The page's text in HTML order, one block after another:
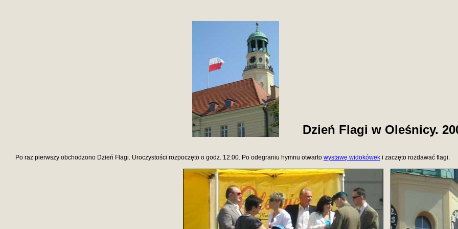
Dzień Flagi w Oleśnicy.
Po raz pierwszy obchodzono Dzień Flagi. Uroczystości rozpoczęto o godz. 12.00. Po odegraniu hymnu otwarto wystawę widokówek i zaczęto rozdawać flagi.